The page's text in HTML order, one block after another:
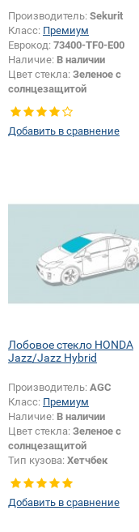
Производитель: Sekurit
Класс: Премиум
Еврокод: 73400-TF0-E00
Наличие: В наличии
Цвет стекла: Зеленое с
солнцезащитой
Тип кузова: Хетчбек
Тип стекла:Боковое стекло
правое
Добавить в сравнение
Лобовое стекло HONDA
Jazz/Jazz Hybrid
Производитель: AGC
Класс: Премиум
Наличие: В наличии
Цвет стекла: Зеленое с
солнцезащитой
Тип кузова: Хетчбек
шелкографии:
Добавить в сравнение